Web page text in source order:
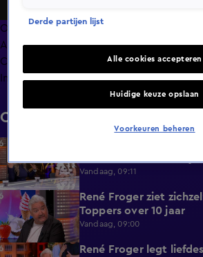
Overzicht
Afleveringen
Clips
Info
Clips
4:06
Vandaag, 09:11
3:01
René Froger ziet
Toppers over 10 jaar
Vandaag, 09:00
6:43
René Froger legt
Derde partijen lijst
Alle cookies accepteren
Huidige keuze opslaan
Voorkeuren beheren